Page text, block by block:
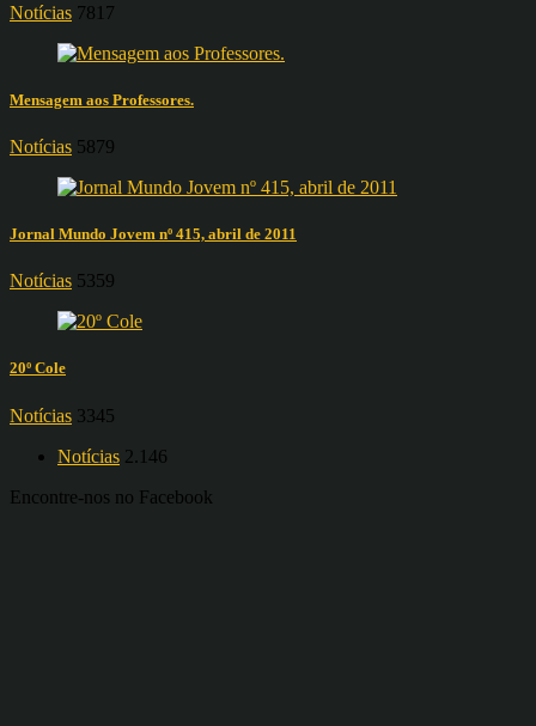
Notícias 7817
Mensagem aos Professores.
Notícias 5879
Jornal Mundo Jovem nº 415, abril de 2011
Notícias 5359
20º Cole
Notícias 3345
Notícias 2.146
Encontre-nos no Facebook